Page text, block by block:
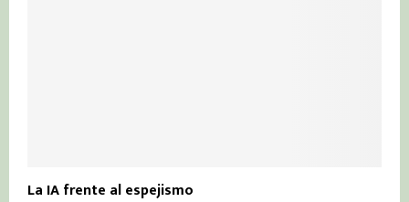
La IA frente al espejismo